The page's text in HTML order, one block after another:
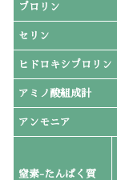
プロリン
セリン
ヒドロキシプロリン
アミノ酸組成計
アンモニア
窒素-たんぱく質